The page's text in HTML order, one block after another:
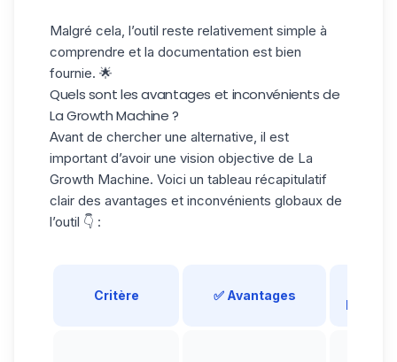
Malgré cela, l’outil reste relativement simple à
comprendre et la documentation est bien
fournie. 🌟
Quels sont les avantages et inconvénients de
La Growth Machine ?
Avant de chercher une alternative, il est
important d’avoir une vision objective de La
Growth Machine. Voici un tableau récapitulatif
clair des avantages et inconvénients globaux de
l’outil 👇 :
Critère ✅ Avantages